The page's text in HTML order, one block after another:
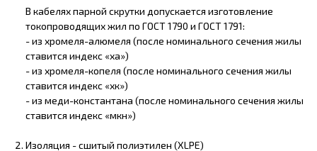
В кабелях парной скрутки допускается изготовление
токопроводящих жил по ГОСТ 1790 и ГОСТ 1791:
- из хромеля-алюмеля (после номинального сечения жилы
ставится индекс «ха»)
- из хромеля-копеля (после номинального сечения жилы
ставится индекс «хк»)
- из меди-константана (после номинального сечения жилы
ставится индекс «мкн»)
Изоляция - сшитый полиэтилен (XLPE)